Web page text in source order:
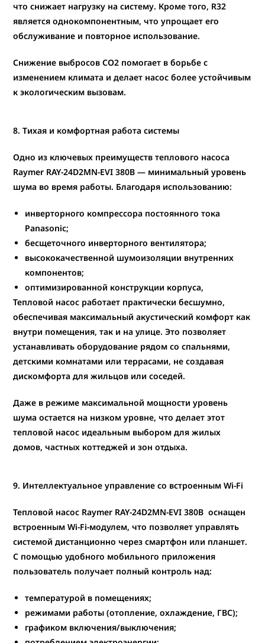
что снижает нагрузку на систему. Кроме того, R32
является однокомпонентным, что упрощает его
обслуживание и повторное использование.
Снижение выбросов CO2 помогает в борьбе с
изменением климата и делает насос более устойчивым
к экологическим вызовам.
8. Тихая и комфортная работа системы
Одно из ключевых преимуществ теплового насоса
Raymer RAY-24D2MN-EVI 380В — минимальный уровень
шума во время работы. Благодаря использованию:
инверторного компрессора постоянного тока
Panasonic;
бесщеточного инверторного вентилятора;
высококачественной шумоизоляции внутренних
компонентов;
оптимизированной конструкции корпуса,
Тепловой насос работает практически бесшумно,
обеспечивая максимальный акустический комфорт как
внутри помещения, так и на улице. Это позволяет
устанавливать оборудование рядом со спальнями,
детскими комнатами или террасами, не создавая
дискомфорта для жильцов или соседей.
Даже в режиме максимальной мощности уровень
шума остается на низком уровне, что делает этот
тепловой насос идеальным выбором для жилых
домов, частных коттеджей и зон отдыха.
9. Интеллектуальное управление со встроенным Wi-Fi
Тепловой насос Raymer RAY-24D2MN-EVI 380Воснащен
встроенным Wi-Fi-модулем, что позволяет управлять
системой дистанционно через смартфон или планшет.
С помощью удобного мобильного приложения
пользователь получает полный контроль над:
температурой в помещениях;
режимами работы (отопление, охлаждение, ГВС);
графиком включения/выключения;